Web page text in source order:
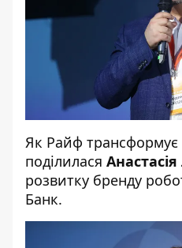
Як Райф
поділилася
розвитку бренду
Банк.